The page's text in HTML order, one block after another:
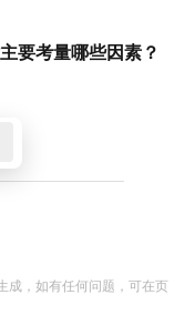
要考量哪些因素？
成，如有任何问题，可在页